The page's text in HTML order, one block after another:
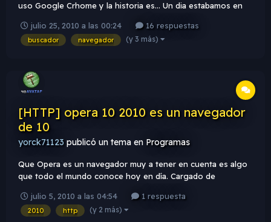
uso Google Crhome y la historia es... Un dia estabamos en
cuando mi pc se pone lenta Dije Debe haber otro buscador
Probe con el Firefox y tampoco Daba ganas de tirar la pc a la
julio 25, 2010 a las 00:24 16 respuestas
buscador navegador (y 3 más)
[HTTP] opera 10 2010 es un navegador
de 10
yorck71123 publicó un tema en Programas
Que Opera es un navegador muy a tener en cuenta es algo
que todo el mundo conoce hoy en día. Cargado de
navegador que "se hace querer". La versión 10 de Opera
tiene un soporte inmejorable para los estándares web. No es
julio 5, 2010 a las 04:54 1 respuesta
2010 http (y 2 más)